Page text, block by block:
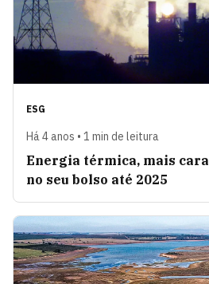
ESG
Há 4 anos • 1 min de leitura
Energia térmica, mais
no seu bolso até 2025